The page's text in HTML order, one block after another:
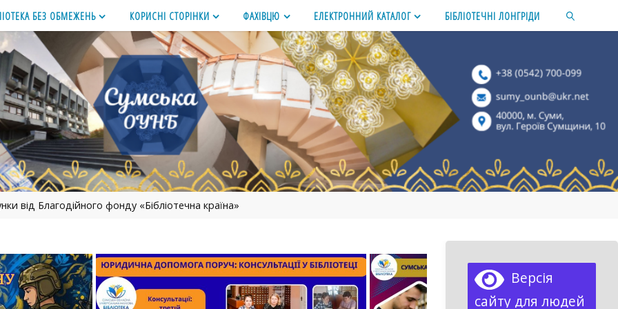
БЕЗ ОБМЕЖЕНЬ КОРИСНІ СТОРІНКИ ФАХІВЦЮ ЕЛЕКТРОННИЙ КАТАЛОГ БІБЛІОТЕЧНІ ЛОНГРІДИ
від Благодійного фонду «Бібліотечна країна»
Версія
сайту для людей